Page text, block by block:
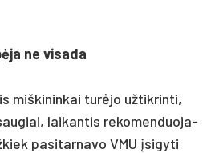
ne vi­sa­da
miš­ki­nin­kai turė­jo už­tik­rin­ti,
lai­kan­tis re­ko­men­duo­ja­
pa­si­tar­na­vo VMU įsi­gy­ti